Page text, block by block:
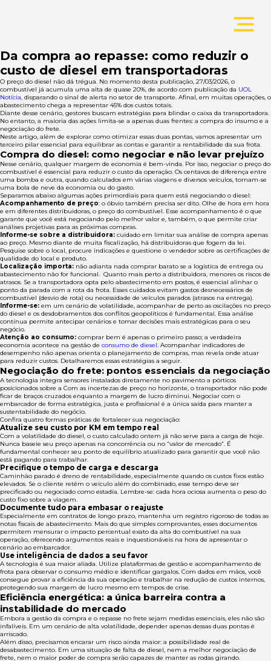
Da compra ao repasse: como reduzir o
custo de diesel em transportadoras
O preço do diesel não dá trégua. No momento desta publicação, 27/03/2026, o
combustível já acumula uma alta de quase 20%, de acordo com publicação da UOL
Notícia, disparando o sinal de alerta no setor de transporte. Afinal, em muitas operações, o
abastecimento chega a representar 45% dos custos totais.
Diante desse cenário, gestores buscam estratégias para blindar o caixa da transportadora.
No entanto, a maioria das ações limita-se a apenas duas frentes: a compra do insumo e a
negociação do frete.
Neste artigo, além de explorar como otimizar essas duas pontas, vamos apresentar um
terceiro pilar essencial para equilibrar as contas e garantir a rentabilidade da sua frota.
Compra do diesel: como negociar e não levar prejuízo
Nesse cenário, qualquer margem de economia é bem-vinda. Por isso, negociar o preço do
combustível é essencial para reduzir o custo da operação. Os centavos de diferença entre
uma bomba e outra, quando calculados em várias viagens e diversos veículos, tornam-se
uma bola de neve da economia ou do gasto.
Separamos abaixo algumas ações primordiais para quem está negociando o diesel:
Acompanhamento de preço: o óbvio também precisa ser dito. Olhe de hora em hora
e em diferentes distribuidoras, o preço do combustível. Esse acompanhamento é o que
garante que você está negociando pelo melhor valor e, também, o que permite criar
análises projetivas para as próximas compras.
Informe-se sobre a distribuidora: cuidado em limitar sua análise de compra apenas
ao preço. Mesmo diante de muita fiscalização, há distribuidoras que fogem da lei.
Pesquise sobre o local, procure indicações e questione o vendedor sobre as certificações de
qualidade do local e produto.
Localização importa: não adianta nada comprar barato se a logística de entrega ou
abastecimento não for funcional. Quanto mais perto a distribuidora, menores os riscos de
atrasos. Se a transportadora opta pelo abastecimento em postos, é essencial alinhar o
ponto da parada com a rota da frota. Esses cuidados evitam gastos desnecessários de
combustível (desvio de rota) ou necessidade de veículos parados (atrasos na entrega).
Informe-se: em um cenário de volatilidade, acompanhar de perto as oscilações no preço
do diesel e os desdobramentos dos conflitos geopolíticos é fundamental. Essa análise
contínua permite antecipar cenários e tomar decisões mais estratégicas para o seu
negócio.
Atenção ao consumo: comprar bem é apenas o primeiro passo; a verdadeira
economia acontece na gestão de consumo de diesel. Acompanhar indicadores de
desempenho não apenas orienta o planejamento de compras, mas revela onde atuar
para reduzir custos. Detalharemos essas estratégias a seguir.
Negociação do frete: pontos essenciais da negociação
A tecnologia integra sensores instalados diretamente no pavimento a pórticos
posicionados sobre a Com as incertezas de preço no horizonte, o transportador não pode
ficar de braços cruzados enquanto a margem de lucro diminui. Negociar com o
embarcador de forma estratégica, justa e profissional é a única saída para manter a
sustentabilidade do negócio.
Confira quatro formas práticas de fortalecer sua negociação:
Atualize seu custo por KM em tempo real
Com a volatilidade do diesel, o custo calculado ontem já não serve para a carga de hoje.
Nunca baseie seu preço apenas na concorrência ou no “valor de mercado”. É
fundamental conhecer seu ponto de equilíbrio atualizado para garantir que você não
está pagando para trabalhar.
Precifique o tempo de carga e descarga
Caminhão parado é dreno de rentabilidade, especialmente quando os custos fixos estão
elevados. Se o cliente retém o veículo além do combinado, esse tempo deve ser
precificado ou negociado como estadia. Lembre-se: cada hora ociosa aumenta o peso do
custo fixo sobre a viagem.
Documente tudo para embasar o reajuste
Especialmente em contratos de longo prazo, mantenha um registro rigoroso de todas as
notas fiscais de abastecimento. Mais do que simples comprovantes, esses documentos
permitem mensurar o impacto percentual exato da alta do combustível na sua
operação, oferecendo argumentos reais e inquestionáveis na hora de apresentar o
cenário ao embarcador.
Use inteligência de dados a seu favor
A tecnologia é sua maior aliada. Utilize plataformas de gestão e acompanhamento de
frota para observar o consumo médio e identificar gargalos. Com dados em mãos, você
consegue provar a eficiência da sua operação e trabalhar na redução de custos internos,
protegendo sua margem de lucro mesmo em tempos de crise.
Eficiência energética: a única barreira contra a
instabilidade do mercado
Embora a gestão da compra e o repasse no frete sejam medidas essenciais, eles não são
infalíveis. Em um cenário de alta volatilidade, depender apenas dessas duas pontas é
arriscado.
Além disso, precisamos encarar um risco ainda maior: a possibilidade real de
desabastecimento. Em uma situação de falta de diesel, nem a melhor negociação de
frete, nem o maior poder de compra serão capazes de manter as rodas girando.